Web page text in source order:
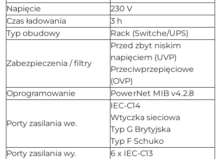
Napięcie
230 V
Czas ładowania
3 h
Typ obudowy
Rack (Switche/UPS)
Zabezpieczenia / filtry
Przed zbyt niskim
napięciem (UVP)
Przeciwprzepięciowe
(OVP)
Oprogramowanie
PowerNet MIB v4.2.8
Porty zasilania we.
IEC-C14
Wtyczka sieciowa
Typ G Brytyjska
Typ F Schuko
Porty zasilania wy.
6 x IEC-C13